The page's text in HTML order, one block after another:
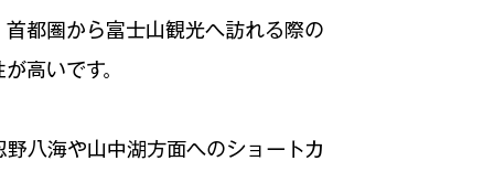
都圏から富士山観光へ訪れる際の
高いです。
八海や山中湖方面へのショートカ